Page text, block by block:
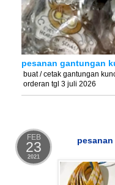
pesanan gantungan
buat / cetak gantungan
orderan tgl 3 juli 2026
FEB
23
2021